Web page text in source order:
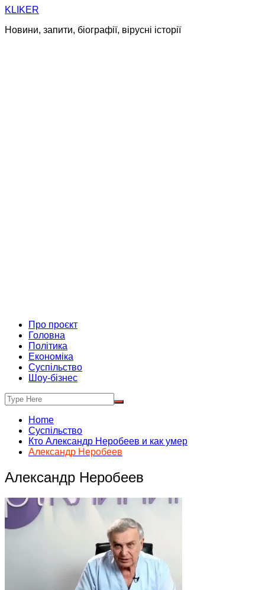
Skip
content
KLIKER
Новини, запити, біографії, вірусні історії
Про проєкт
Головна
Політика
Економіка
Суспільство
Шоу-бізнес
Home
Суспільство
Кто Александр Неробеев и как умер
Александр Неробеев
Александр Неробеев